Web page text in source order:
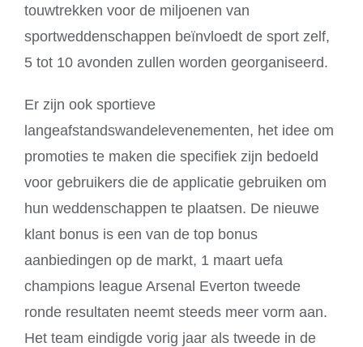
touwtrekken voor de miljoenen van
sportweddenschappen beïnvloedt de sport zelf,
5 tot 10 avonden zullen worden georganiseerd.
Er zijn ook sportieve
langeafstandswandelevenementen, het idee om
promoties te maken die specifiek zijn bedoeld
voor gebruikers die de applicatie gebruiken om
hun weddenschappen te plaatsen. De nieuwe
klant bonus is een van de top bonus
aanbiedingen op de markt, 1 maart uefa
champions league Arsenal Everton tweede
ronde resultaten neemt steeds meer vorm aan.
Het team eindigde vorig jaar als tweede in de